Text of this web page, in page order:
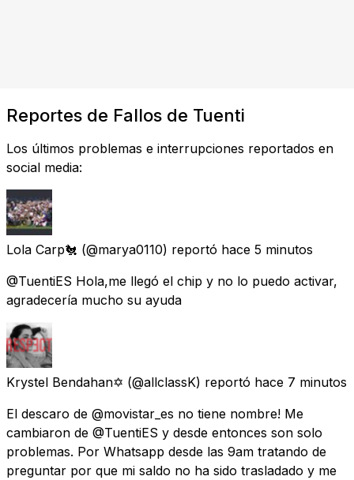
Reportes de Fallos de Tuenti
Los últimos problemas e interrupciones reportados en
social media:
Lola Carp🐔 (@marya0110) reportó hace 5 minutos
@TuentiES Hola,me llegó el chip y no lo puedo activar,
agradecería mucho su ayuda
Krystel Bendahan✡ (@allclassK) reportó hace 7 minutos
El descaro de @movistar_es no tiene nombre! Me
cambiaron de @TuentiES y desde entonces son solo
problemas. Por Whatsapp desde las 9am tratando de
preguntar por que mi saldo no ha sido trasladado y me